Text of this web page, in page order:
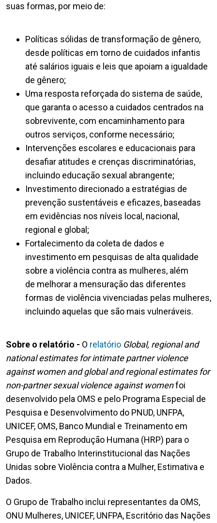
suas formas, por meio de:
Políticas sólidas de transformação de gênero,
desde políticas em torno de cuidados infantis
até salários iguais e leis que apoiam a igualdade
de gênero;
Uma resposta reforçada do sistema de saúde,
que garanta o acesso a cuidados centrados na
sobrevivente, com encaminhamento para
outros serviços, conforme necessário;
Intervenções escolares e educacionais para
desafiar atitudes e crenças discriminatórias,
incluindo educação sexual abrangente;
Investimento direcionado a estratégias de
prevenção sustentáveis e eficazes, baseadas
em evidências nos níveis local, nacional,
regional e global;
Fortalecimento da coleta de dados e
investimento em pesquisas de alta qualidade
sobre a violência contra as mulheres, além
de melhorar a mensuração das diferentes
formas de violência vivenciadas pelas mulheres,
incluindo aquelas que são mais vulneráveis.
Sobre o relatório - O relatório Global, regional and
national estimates for intimate partner violence
against women and global and regional estimates for
non-partner sexual violence against womenfoi
desenvolvido pela OMS e pelo Programa Especial de
Pesquisa e Desenvolvimento do PNUD, UNFPA,
UNICEF, OMS, Banco Mundial e Treinamento em
Pesquisa em Reprodução Humana (HRP) para o
Grupo de Trabalho Interinstitucional das Nações
Unidas sobre Violência contra a Mulher, Estimativa e
Dados.
O Grupo de Trabalho inclui representantes da OMS,
ONU Mulheres, UNICEF, UNFPA, Escritório das Nações